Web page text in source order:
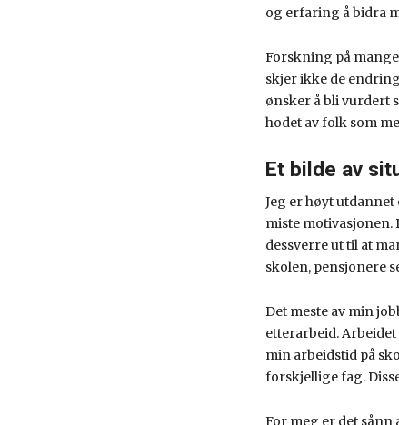
og erfaring å bidra
Forskning på
skjer ikke de
ønsker å bli vurdert
hodet av folk som
Et bilde av
Jeg er høyt
miste
dessverre ut til at
skolen, pensjonere
Det meste av min
etterarbeid.
min arbeidstid på
forskjellige fag.
For meg er det sånn